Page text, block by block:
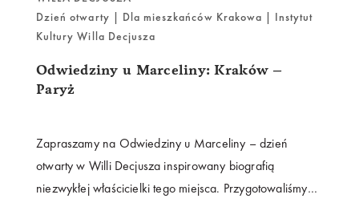
Dzień otwarty | Dla mieszkańców Krakowa | Instytut
Kultury Willa Decjusza
Odwiedziny u Marceliny: Kraków –
Paryż
Zapraszamy na Odwiedziny u Marceliny – dzień
otwarty w Willi Decjusza inspirowany biografią
niezwykłej właścicielki tego miejsca. Przygotowaliśmy